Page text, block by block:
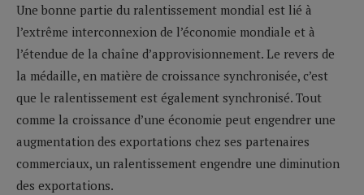
Une bonne partie du ralentissement mondial est lié à
l’extrême interconnexion de l’économie mondiale et à
l’étendue de la chaîne d’approvisionnement. Le revers de
la médaille, en matière de croissance synchronisée, c’est
que le ralentissement est également synchronisé. Tout
comme la croissance d’une économie peut engendrer une
augmentation des exportations chez ses partenaires
commerciaux, un ralentissement engendre une diminution
des exportations.